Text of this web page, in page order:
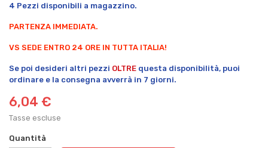
4 Pezzi disponibili a magazzino.
PARTENZA IMMEDIATA.
VS SEDE ENTRO 24 ORE IN TUTTA ITALIA!
Se poi desideri altri pezzi OLTRE questa disponibilità, puoi
ordinare e la consegna avverrà in 7 giorni.
6,04 €
Tasse escluse
Quantità